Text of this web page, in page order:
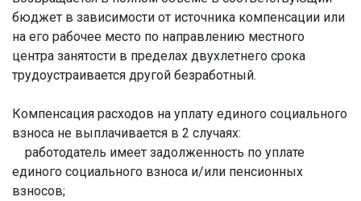
бюджет в зависимости от источника компенсации или
на его рабочее место по направлению местного
центра занятости в пределах двухлетнего срока
трудоустраивается другой безработный.
Компенсация расходов на уплату единого социального
взноса не выплачивается в 2 случаях:
работодатель имеет задолженность по уплате
единого социального взноса и/или пенсионных
взносов;